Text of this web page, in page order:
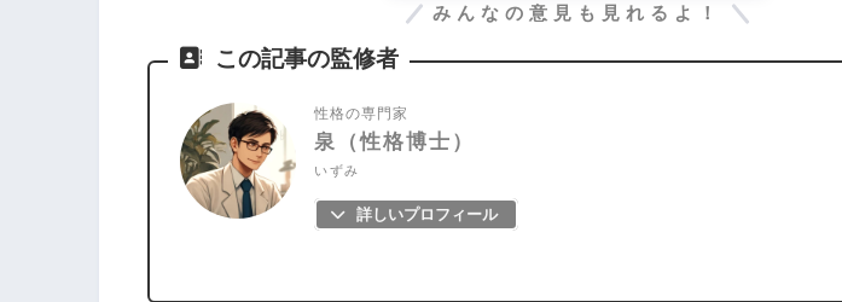
みんなの意見も見れるよ！
この記事の監修者
性格の専門家
泉（性格博士）
いずみ
詳しいプロフィール